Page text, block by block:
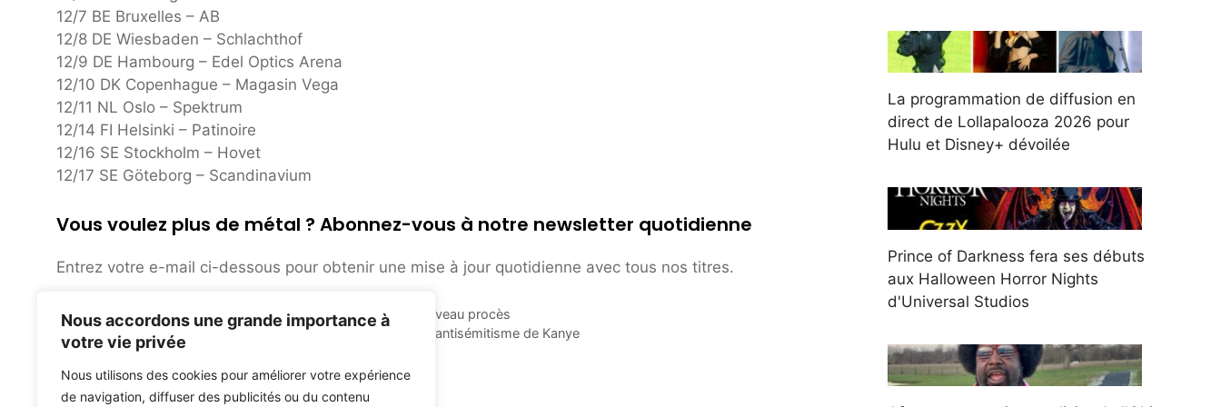
Nous accordons une grande importance à
votre vie privée
Nous utilisons des cookies pour améliorer votre expérience
de navigation, diffuser des publicités ou du contenu
12/7 BE Bruxelles – AB
12/8 DE Wiesbaden – Schlachthof
12/9 DE Hambourg – Edel Optics Arena
12/10 DK Copenhague – Magasin Vega
12/11 NL Oslo – Spektrum
12/14 FI Helsinki – Patinoire
12/16 SE Stockholm – Hovet
12/17 SE Göteborg – Scandinavium
Vous voulez plus de métal ? Abonnez-vous à notre newsletter quotidienne
Entrez votre e-mail ci-dessous pour obtenir une mise à jour quotidienne avec tous nos titres.
Alec Baldwin accuse Rust Crew de négligence dans un nouveau procès
Le monologue SNL de Dave Chappelle : adressez-vous à l’antisémitisme de Kanye
La programmation de diffusion en
direct de Lollapalooza 2026 pour
Hulu et Disney+ dévoilée
Prince of Darkness fera ses débuts
aux Halloween Horror Nights
d'Universal Studios